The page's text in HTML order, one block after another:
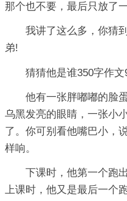
那个也不要，最后只放了
我讲了这么多，你猜
弟!
猜猜他是谁350字作文
他有一张胖嘟嘟的脸
乌黑发亮的眼睛，一张小
了。你可别看他嘴巴小，
样响。
下课时，他第一个跑
上课时，他又是最后一个